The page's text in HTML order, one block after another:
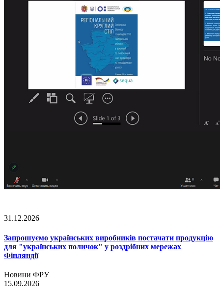
31.12.2026
Запрошуємо українських виробників постачати продукцію
для "українських поличок" у роздрібних мережах
Фінляндії
Новини ФРУ
15.09.2026